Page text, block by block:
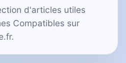
d'articles utiles
Compatibles sur